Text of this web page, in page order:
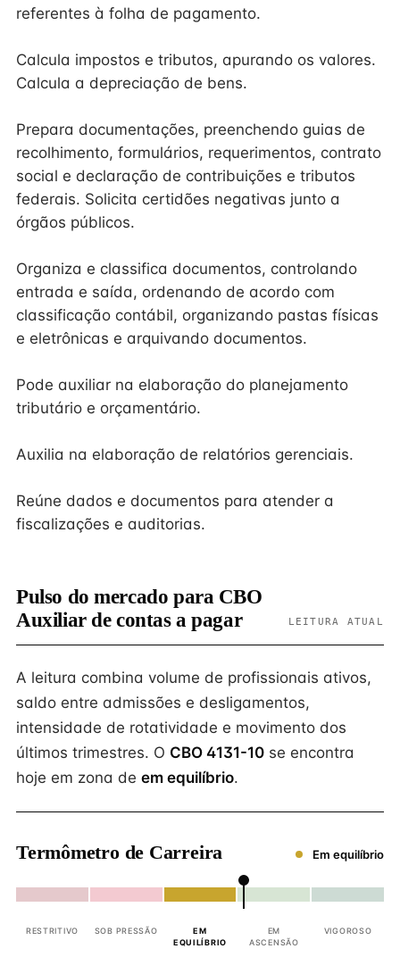
referentes à folha de pagamento.
Calcula impostos e tributos, apurando os valores.
Calcula a depreciação de bens.
Prepara documentações, preenchendo guias de
recolhimento, formulários, requerimentos, contrato
social e declaração de contribuições e tributos
federais. Solicita certidões negativas junto a
órgãos públicos.
Organiza e classifica documentos, controlando
entrada e saída, ordenando de acordo com
classificação contábil, organizando pastas físicas
e eletrônicas e arquivando documentos.
Pode auxiliar na elaboração do planejamento
tributário e orçamentário.
Auxilia na elaboração de relatórios gerenciais.
Reúne dados e documentos para atender a
fiscalizações e auditorias.
Pulso do mercado para CBO
Auxiliar de contas a pagar
LEITURA ATUAL
A leitura combina volume de profissionais ativos,
saldo entre admissões e desligamentos,
intensidade de rotatividade e movimento dos
últimos trimestres. O CBO 4131-10 se encontra
hoje em zona de em equilíbrio.
Termômetro de Carreira Em equilíbrio
RESTRITIVO SOB PRESSÃO
EM
EQUILÍBRIO
EM
ASCENSÃO
VIGOROSO